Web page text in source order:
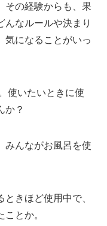
その経験からも、果
んなルールや決まり
気になることがいっ
使いたいときに使
か？
みんながお風呂を使
きほど使用中で、
とか。